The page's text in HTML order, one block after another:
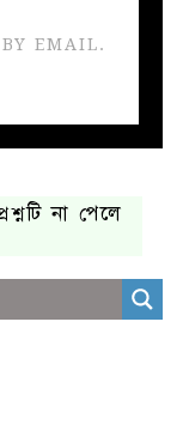
EMAIL.
না পেলে